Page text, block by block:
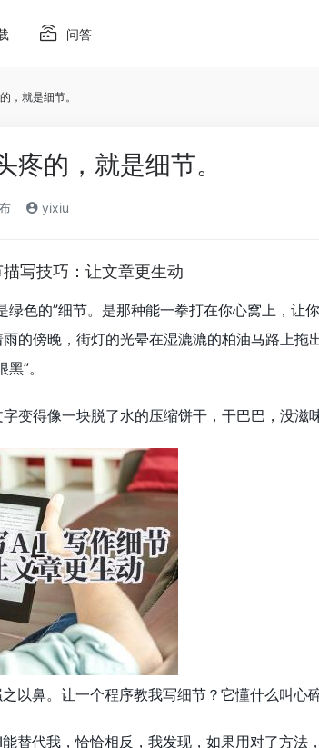
问答
，就是细节。
疼的，就是细节。
yixiu
写技巧：让文章更生动
绿色的”细节。是那种能一拳打在你心窝上，
的傍晚，街灯的光晕在湿漉漉的柏油马路上
”。
变得像一块脱了水的压缩饼干，干巴巴，没滋味
以鼻。让一个程序教我写细节？它懂什么叫心
替代我，恰恰相反，我发现，如果用对了方法